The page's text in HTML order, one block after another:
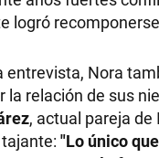
logró
entrevista, Nora
la relación de sus
, actual pareja de
"Lo único